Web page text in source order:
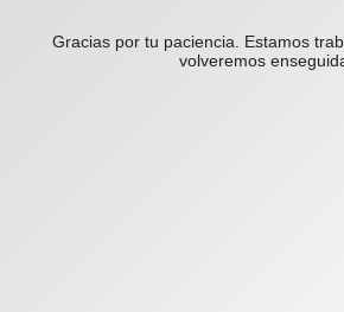
Gracias por tu paciencia. Estamos
volveremos